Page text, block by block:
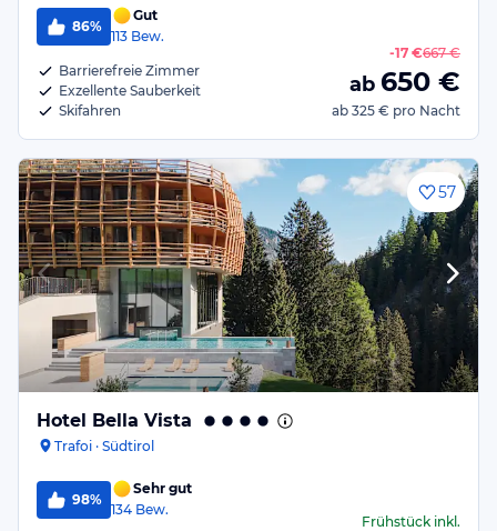
86%
Gut
113 Bew.
Barrierefreie Zimmer
Exzellente Sauberkeit
Skifahren
-17 €667 €
ab 650 €
ab 325 € pro Nacht
57
Hotel Bella Vista
Trafoi · Südtirol
98%
Sehr gut
134 Bew.
Frühstückinkl.